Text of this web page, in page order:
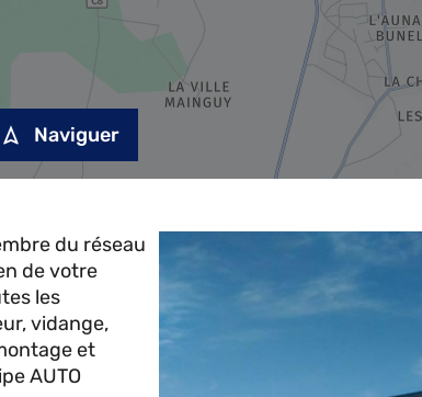
Naviguer
du réseau
de votre
les
vidange,
et
AUTO